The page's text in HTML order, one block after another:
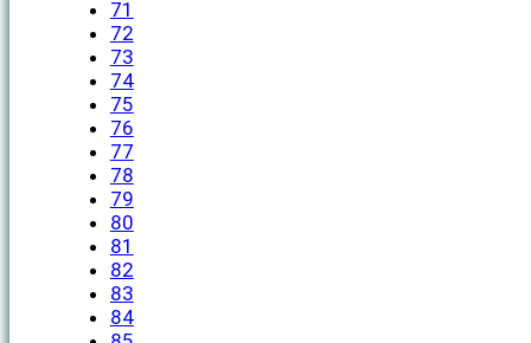
71
72
73
74
75
76
77
78
79
80
81
82
83
84